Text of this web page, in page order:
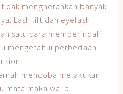
mengherankan banyak
Lash lift dan eyelash
satu cara memperindah
mengetahui perbedaan
mencoba melakukan
mata maka wajib